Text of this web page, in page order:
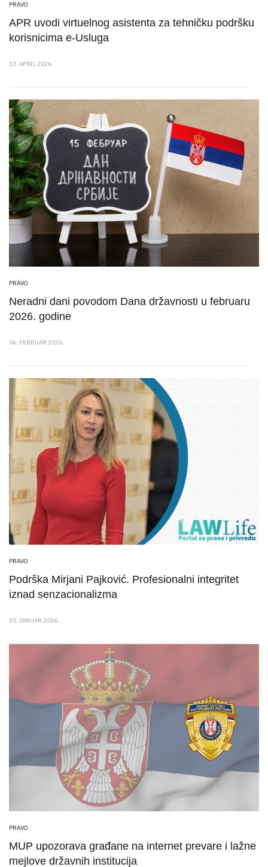
PRAVO
APR uvodi virtuelnog asistenta za tehničku podršku
korisnicima e-Usluga
13. APRIL 2026.
PRAVO
Neradni dani povodom Dana državnosti u februaru
2026. godine
06. FEBRUAR 2026.
PRAVO
Podrška Mirjani Pajković. Profesionalni integritet
iznad senzacionalizma
25. JANUAR 2026.
PRAVO
MUP upozorava građane na internet prevare i lažne
mejlove državnih institucija